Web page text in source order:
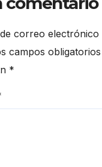
correo electrónico
campos
*